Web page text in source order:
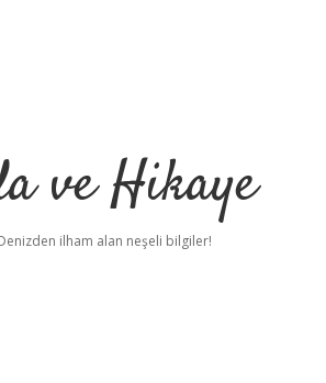
ve Hikaye
ilham alan neşeli bilgiler!